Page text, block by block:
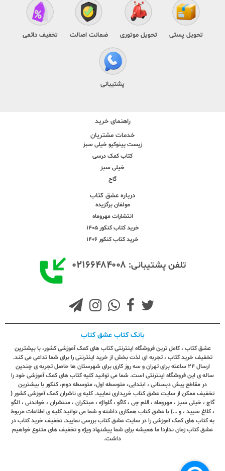
تحویل پستی تحویل موتوری ضمانت اصالت تخفیف دائمی
پشتیبانی
راهنمای خرید
خدمات مشتریان
زیست پینوکیو خیلی سبز
کتاب کمک درسی
خیلی سبز
گاج
درباره عشق کتاب
مولفان برگزیده
انتشارات مهروماه
خرید کتاب کنکور 1405
خرید کتاب کنکور 1406
تلفن پشتیبانی: ۰۲۱۶۶۴۸۴۰۰۸
بانک کتاب عشق کتاب
عشق کتاب ، کامل ترین فروشگاه اینترنتی کتاب های کمک آموزشی کشور، با بیشترین
تخفیف خرید کتاب ، تجربه ای لذت بخش از خرید اینترنتی را برای شما تداعی می کند.
ارسال ٢٤ ساعته برای تهران و سه روز کاری برای شهرستان ها حاصل تجربه ی چندین
ساله ی این فروشگاه اینترنتی است. شما می توانید کلیه کتاب های کمک آموزشی خود را
در مقاطع پیش دبستانی ، ابتدایی، متوسطه اول، متوسطه دوم، کنکور با بیشترین
تخفیف ممکن از سایت عشق کتاب خریداری نمایید. کلیه ی ناشران کمک آموزشی کشور (
گاج ، خیلی سبز ، مهروماه ، قلم چی ، کاگو ، گلواژه ، مبتکران ، منتشران ، خواندنی ، الگو
، کلاغ سپید ، و ...) با عشق کتاب همکاری داشته و شما می توانید کلیه ی اطلاعات مربوط
به کتاب های کمک آموزشی را در سایت عشق کتاب بررسی نمایید. تخفیف خرید کتاب در
عشق کتاب زمان ندارد! ما همیشه برای شما پیشنهاد ویژه و تخفیف های متنوع خواهیم
داشت.